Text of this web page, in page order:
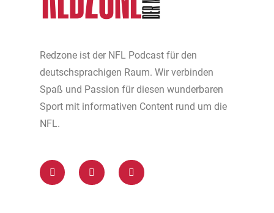
Redzone ist der NFL Podcast für den
deutschsprachigen Raum. Wir verbinden
Spaß und Passion für diesen wunderbaren
Sport mit informativen Content rund um die
NFL.